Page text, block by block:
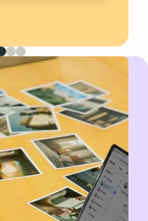
Prima immagine
Seconda immagine
Terza immagine